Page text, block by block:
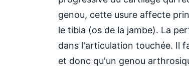
genou, cette usure affecte
le tibia (os de la jambe). La
dans l'articulation touchée. Il
et donc qu'un genou